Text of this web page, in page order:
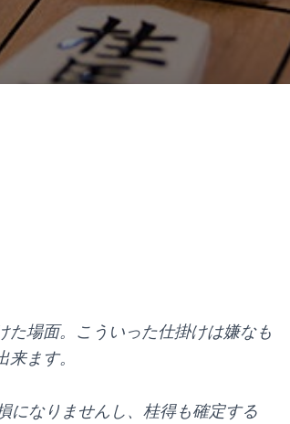
場面。こういった仕掛けは嫌なも
ます。
なりませんし、桂得も確定する